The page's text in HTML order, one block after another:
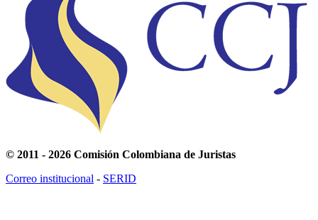
© 2011 - 2026 Comisión Colombiana de Juristas
Correo institucional - SERID